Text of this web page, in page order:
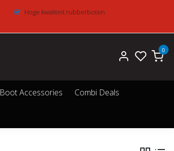
Hoge kwaliteit rubberboten
0
Boot Accessories Combi Deals